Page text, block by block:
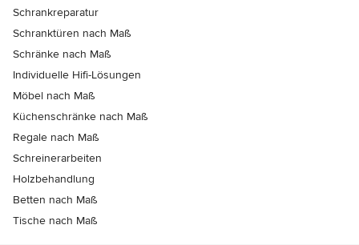
Schrankreparatur
Schranktüren nach Maß
Schränke nach Maß
Individuelle Hifi-Lösungen
Möbel nach Maß
Küchenschränke nach Maß
Regale nach Maß
Schreinerarbeiten
Holzbehandlung
Betten nach Maß
Tische nach Maß